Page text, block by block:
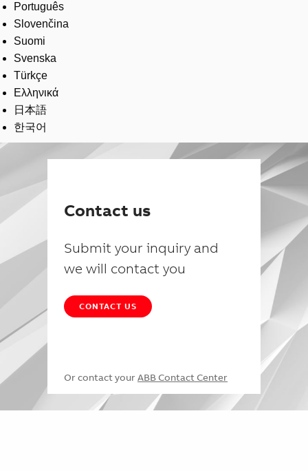
Português
Slovenčina
Suomi
Svenska
Türkçe
Ελληνικά
日本語
한국어
Contact us
Submit your inquiry and
we will contact you
CONTACT US
Or contact your ABB Contact Center